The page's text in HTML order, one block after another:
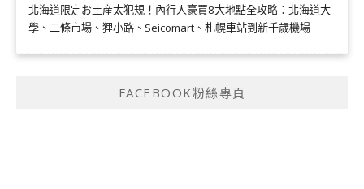
北海道限定お土産太犯規！內行人豪買8大地點全攻略：北海道大
學、二條市場、狸小路、Seicomart、札幌車站到新千歲機場
FACEBOOK粉絲專頁